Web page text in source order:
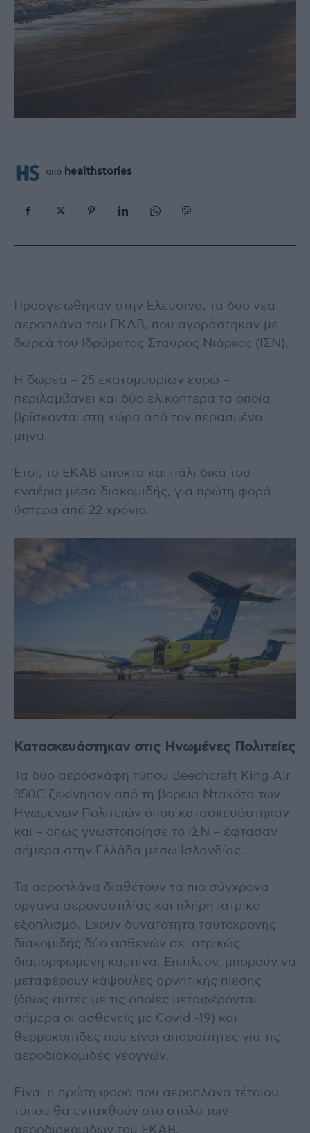
από healthstories
Προσγειώθηκαν στην Ελευσίνα, τα δύο νέα
αεροπλάνα του ΕΚΑΒ, που αγοράστηκαν με
δωρεά του Ιδρύματος Σταύρος Νιάρχος (ΙΣΝ).
Η δωρεά – 25 εκατομμυρίων ευρώ –
περιλαμβάνει και δύο ελικόπτερα τα οποία
βρίσκονται στη χώρα από τον περασμένο
μήνα.
Έτσι, το ΕΚΑΒ αποκτά και πάλι δικά του
εναέρια μέσα διακομιδής, για πρώτη φορά
ύστερα από 22 χρόνια.
Κατασκευάστηκαν στις Ηνωμένες Πολιτείες
Τα δύο αεροσκάφη τύπου Beechcraft King Air
350C ξεκίνησαν από τη βόρεια Ντακότα των
Ηνωμένων Πολιτειών όπου κατασκευάστηκαν
και – όπως γνωστοποίησε το ΙΣΝ – έφτασαν
σήμερα στην Ελλάδα μέσω Ισλανδίας.
Τα αεροπλάνα διαθέτουν τα πιο σύγχρονα
όργανα αεροναυτιλίας και πλήρη ιατρικό
εξοπλισμό. Έχουν δυνατότητα ταυτόχρονης
διακομιδής δύο ασθενών σε ιατρικώς
διαμορφωμένη καμπίνα. Επιπλέον, μπορούν να
μεταφέρουν κάψουλες αρνητικής πίεσης
(όπως αυτές με τις οποίες μεταφέρονται
σήμερα οι ασθενείς με Covid -19) και
θερμοκοιτίδες που είναι απαραίτητες για τις
αεροδιακομιδές νεογνών.
Είναι η πρώτη φορά που αεροπλάνα τέτοιου
τύπου θα ενταχθούν στο στόλο των
αεροδιακομιδών του ΕΚΑΒ.